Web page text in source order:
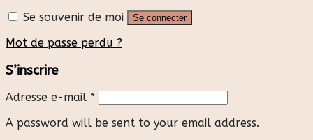
Se souvenir de moi
Se connecter
Mot de passe perdu ?
S’inscrire
Adresse e-mail *
A password will be sent to your email address.